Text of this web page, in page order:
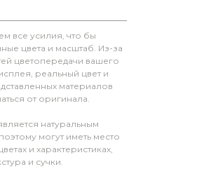
все усилия, что бы
цвета и масштаб. Из-за
цветопередачи вашего
реальный цвет и
материалов
от оригинала.
натуральным
могут иметь место
и характеристиках,
и сучки.